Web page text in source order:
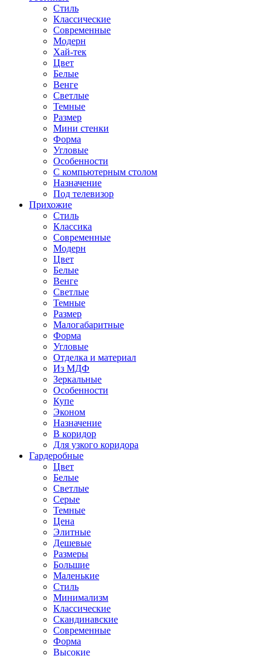
Стиль
Классические
Современные
Модерн
Хай-тек
Цвет
Белые
Венге
Светлые
Темные
Размер
Мини стенки
Форма
Угловые
Особенности
С компьютерным столом
Назначение
Под телевизор
Прихожие
Стиль
Классика
Современные
Модерн
Цвет
Белые
Венге
Светлые
Темные
Размер
Малогабаритные
Форма
Угловые
Отделка и материал
Из МДФ
Зеркальные
Особенности
Купе
Эконом
Назначение
В коридор
Для узкого коридора
Гардеробные
Цвет
Белые
Светлые
Серые
Темные
Цена
Элитные
Дешевые
Размеры
Большие
Маленькие
Стиль
Минимализм
Классические
Скандинавские
Современные
Форма
Высокие